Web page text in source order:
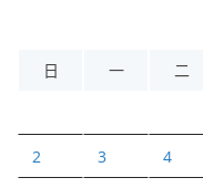
日
一 二
2 3 4